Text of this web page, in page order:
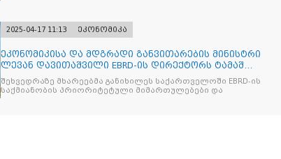
2025-04-17 11:13 ეკონომიკა
ეკონომიკისა და მდგრადი განვითარების მინისტრი
ლევან დავითაშვილი EBRD-ის დირექტორს ტამაშ
ვოჟნიტს შეხვდ
შეხვედრაზე მხარეებმა განიხილეს საქართველოში EBRD-ის
საქმიანობის პრიორიტეტული მიმართულებები და